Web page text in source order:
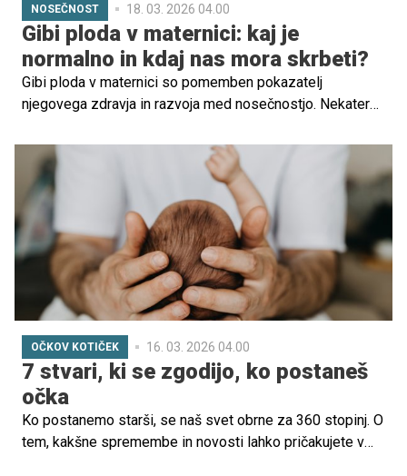
NOSEČNOST 18. 03. 2026 04.00
Gibi ploda v maternici: kaj je
normalno in kdaj nas mora skrbeti?
Gibi ploda v maternici so pomemben pokazatelj
njegovega zdravja in razvoja med nosečnostjo. Nekatere
nosečnostjo dokaj miren, medtem ko druge doživljajo
gibanje ploda kot zelo dinamično in intenzivno.
OČKOV KOTIČEK 16. 03. 2026 04.00
7 stvari, ki se zgodijo, ko postaneš
očka
Ko postanemo starši, se naš svet obrne za 360 stopinj. O
tem, kakšne spremembe in novosti lahko pričakujete v